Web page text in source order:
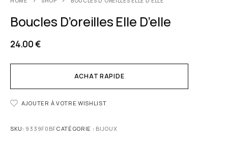
Boucles D’oreilles Elle D’elle
24.00€
ACHAT RAPIDE
AJOUTER À VOTRE WISHLIST
SKU: 9339F0BFCATÉGORIE : BIJOUX